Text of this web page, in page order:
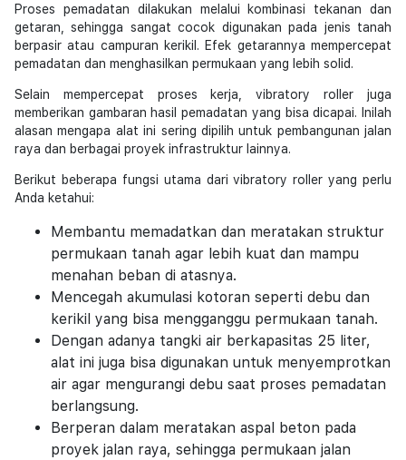
Proses pemadatan dilakukan melalui kombinasi tekanan dan
getaran, sehingga sangat cocok digunakan pada jenis tanah
berpasir atau campuran kerikil. Efek getarannya mempercepat
pemadatan dan menghasilkan permukaan yang lebih solid.
Selain mempercepat proses kerja, vibratory roller juga
memberikan gambaran hasil pemadatan yang bisa dicapai. Inilah
alasan mengapa alat ini sering dipilih untuk pembangunan jalan
raya dan berbagai proyek infrastruktur lainnya.
Berikut beberapa fungsi utama dari vibratory roller yang perlu
Anda ketahui:
Membantu memadatkan dan meratakan struktur
permukaan tanah agar lebih kuat dan mampu
menahan beban di atasnya.
Mencegah akumulasi kotoran seperti debu dan
kerikil yang bisa mengganggu permukaan tanah.
Dengan adanya tangki air berkapasitas 25 liter,
alat ini juga bisa digunakan untuk menyemprotkan
air agar mengurangi debu saat proses pemadatan
berlangsung.
Berperan dalam meratakan aspal beton pada
proyek jalan raya, sehingga permukaan jalan